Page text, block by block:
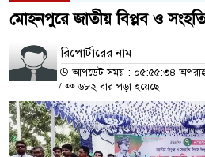
মোহনপুরে জাতীয় বিপ্লব ও
রিপোর্টারের নাম
আপডেট সময় : ০৫:৫৫:৩৪
/
৬৮২ বার পড়া হয়েছে